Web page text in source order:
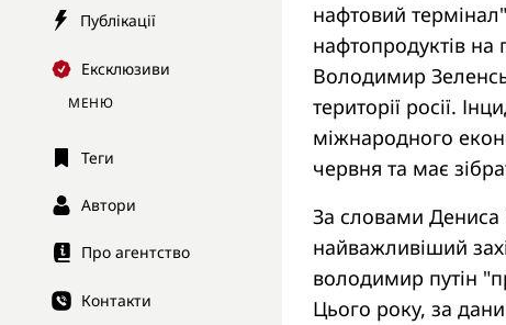
Публікації
Ексклюзиви
МЕНЮ
Теги
Автори
Про агентство
Контакти
нафтовий
нафтопродуктів на
Володимир
території росії.
міжнародного
червня та має
За словами
найважливіший
володимир путін
Цього року, за